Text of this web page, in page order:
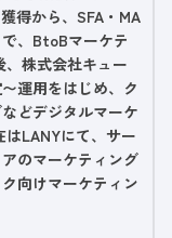
得から、SFA・MA
、BtoBマーケテ
、株式会社キュー
運用をはじめ、ク
どデジタルマーケ
LANYにて、サー
のマーケティング
向けマーケティン